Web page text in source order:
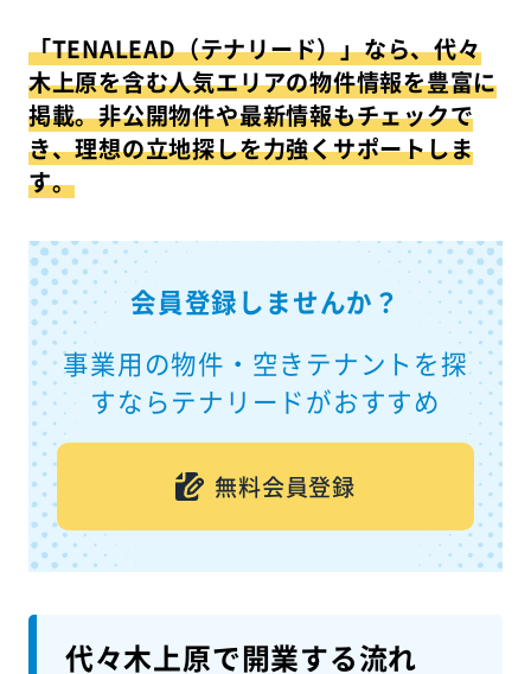
「TENALEAD（テナリード）」なら、代々
木上原を含む人気エリアの物件情報を豊富に
掲載。非公開物件や最新情報もチェックで
き、理想の立地探しを力強くサポートしま
す。
会員登録しませんか？
事業用の物件・空きテナントを探
すならテナリードがおすすめ
無料会員登録
代々木上原で開業する流れ